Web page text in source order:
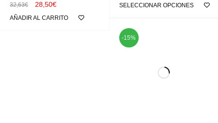
32,63€ 28,50€
AÑADIR AL CARRITO
SELECCIONAR OPCIONES
-15%